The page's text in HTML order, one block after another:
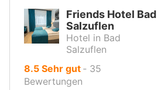
Friends Hotel Bad
Salzuflen
Hotel in Bad
Salzuflen
8.5von
10,
Sehr gut ‐ 35
Bewertungen